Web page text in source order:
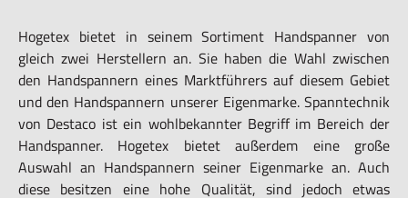
Hogetex bietet in seinem Sortiment Handspanner von
gleich zwei Herstellern an. Sie haben die Wahl zwischen
den Handspannern eines Marktführers auf diesem Gebiet
und den Handspannern unserer Eigenmarke. Spanntechnik
von Destaco ist ein wohlbekannter Begriff im Bereich der
Handspanner. Hogetex bietet außerdem eine große
Auswahl an Handspannern seiner Eigenmarke an. Auch
diese besitzen eine hohe Qualität, sind jedoch etwas